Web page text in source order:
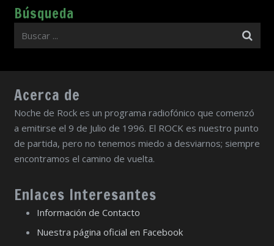
Búsqueda
Acerca de
Noche de Rock es un programa radiofónico que comenzó
a emitirse el 9 de Julio de 1996. El ROCK es nuestro punto
de partida, pero no tenemos miedo a desviarnos; siempre
encontramos el camino de vuelta.
Enlaces Interesantes
Información de Contacto
Nuestra página oficial en Facebook